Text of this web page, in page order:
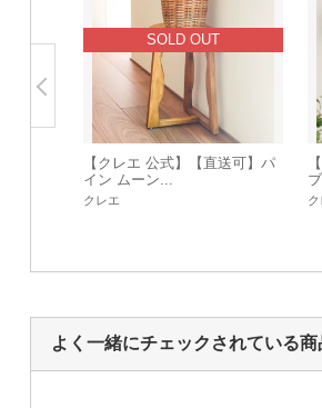
SOLD OUT
【クレエ 公式】【直送可】パ
イン ムーン...
クレエ ク
よく一緒にチェックされている商